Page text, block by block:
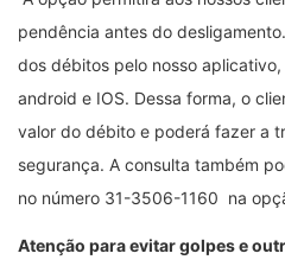
pendência antes do
dos débitos pelo nosso
android e IOS. Dessa forma, o
valor do débito e poderá fazer a
segurança. A consulta também
no número 31-3506-1160 na
Atenção para evitar golpes e